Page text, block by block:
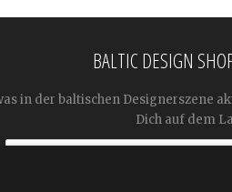
BALTIC DESIGN
in der baltischen Designerszene
Dich auf dem